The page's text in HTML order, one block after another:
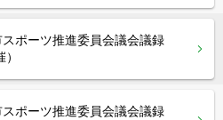
ポーツ推進委員会議会議録
ポーツ推進委員会議会議録